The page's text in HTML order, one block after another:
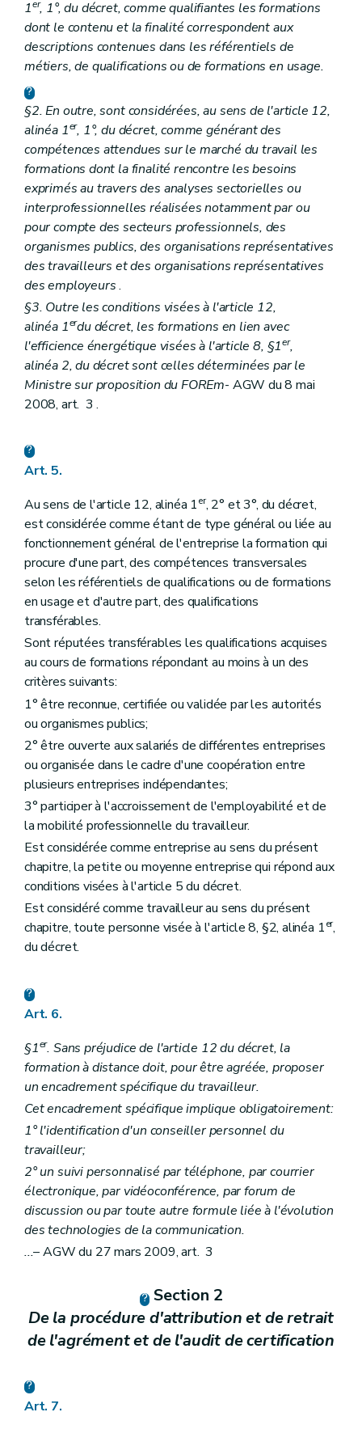
1er, 1°, du décret, comme qualifiantes les formations
dont le contenu et la finalité correspondent aux
descriptions contenues dans les référentiels de
métiers, de qualifications ou de formations en usage.
§2. En outre, sont considérées, au sens de l'article 12,
alinéa 1er, 1°, du décret, comme générant des
compétences attendues sur le marché du travail les
formations dont la finalité rencontre les besoins
exprimés au travers des analyses sectorielles ou
interprofessionnelles réalisées notamment par ou
pour compte des secteurs professionnels, des
organismes publics, des organisations représentatives
des travailleurs et des organisations représentatives
des employeurs.
§3. Outre les conditions visées à l'article 12,
alinéa 1erdu décret, les formations en lien avec
l'efficience énergétique visées à l'article 8, §1er,
alinéa 2, du décret sont celles déterminées par le
Ministre sur proposition du FOREm- AGW du 8 mai
2008, art. 3 .
Art. 5.
Au sens de l'article 12, alinéa 1er, 2° et 3°, du décret,
est considérée comme étant de type général ou liée au
fonctionnement général de l'entreprise la formation qui
procure d'une part, des compétences transversales
selon les référentiels de qualifications ou de formations
en usage et d'autre part, des qualifications
transférables.
Sont réputées transférables les qualifications acquises
au cours de formations répondant au moins à un des
critères suivants:
1° être reconnue, certifiée ou validée par les autorités
ou organismes publics;
2° être ouverte aux salariés de différentes entreprises
ou organisée dans le cadre d'une coopération entre
plusieurs entreprises indépendantes;
3° participer à l'accroissement de l'employabilité et de
la mobilité professionnelle du travailleur.
Est considérée comme entreprise au sens du présent
chapitre, la petite ou moyenne entreprise qui répond aux
conditions visées à l'article 5 du décret.
Est considéré comme travailleur au sens du présent
chapitre, toute personne visée à l'article 8, §2, alinéa 1er,
du décret.
Art. 6.
§1er. Sans préjudice de l'article 12 du décret, la
formation à distance doit, pour être agréée, proposer
un encadrement spécifique du travailleur.
Cet encadrement spécifique implique obligatoirement:
1° l'identification d'un conseiller personnel du
travailleur;
2° un suivi personnalisé par téléphone, par courrier
électronique, par vidéoconférence, par forum de
discussion ou par toute autre formule liée à l'évolution
des technologies de la communication.
...– AGW du 27 mars 2009, art. 3
Section 2
De la procédure d'attribution et de retrait
de l'agrément et de l'audit de certification
Art. 7.